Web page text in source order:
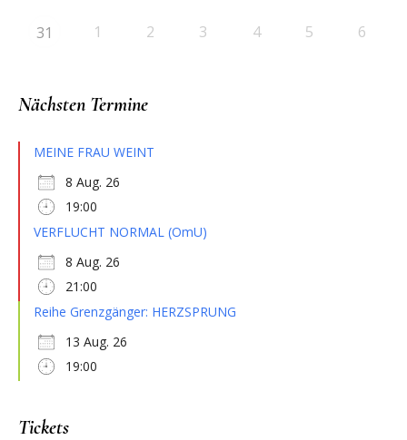
31 1 2 3 4 5 6
Nächsten Termine
MEINE FRAU WEINT
8 Aug. 26
19:00
VERFLUCHT NORMAL (OmU)
8 Aug. 26
21:00
Reihe Grenzgänger: HERZSPRUNG
13 Aug. 26
19:00
Tickets